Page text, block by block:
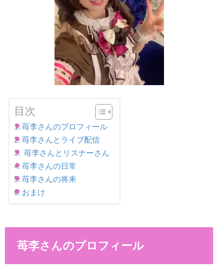
目次
苺李さんのプロフィール
苺李さんとライブ配信
苺李さんとリスナーさん
苺李さんの日常
苺李さんの将来
おまけ
苺李さんのプロフィール